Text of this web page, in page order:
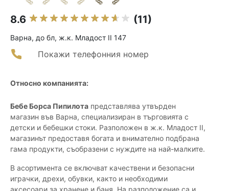
8.6 (11)
Варна, до бл, ж.к. Младост II 147
Покажи телефонния номер
Относно компанията:
Бебе Борса Пипилота представлява утвърден
магазин във Варна, специализиран в търговията с
детски и бебешки стоки. Разположен в ж.к. Младост II,
магазинът предоставя богата и внимателно подбрана
гама продукти, съобразени с нуждите на най-малките.
В асортимента се включват качествени и безопасни
играчки, дрехи, обувки, както и необходими
аксесоари за хранене и баня. На разположение са и